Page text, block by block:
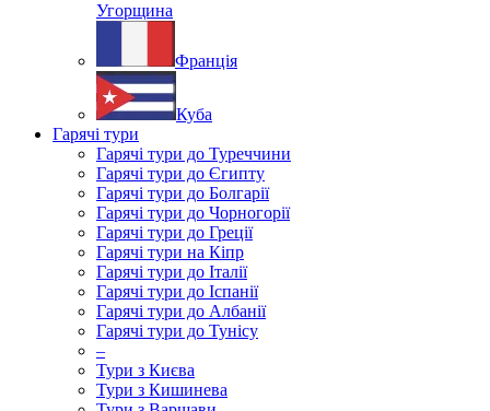
Угорщина
Франція
Куба
Гарячі тури
Гарячі тури до Туреччини
Гарячі тури до Єгипту
Гарячі тури до Болгарії
Гарячі тури до Чорногорії
Гарячі тури до Греції
Гарячі тури на Кіпр
Гарячі тури до Італії
Гарячі тури до Іспанії
Гарячі тури до Албанії
Гарячі тури до Тунісу
–
Тури з Києва
Тури з Кишинева